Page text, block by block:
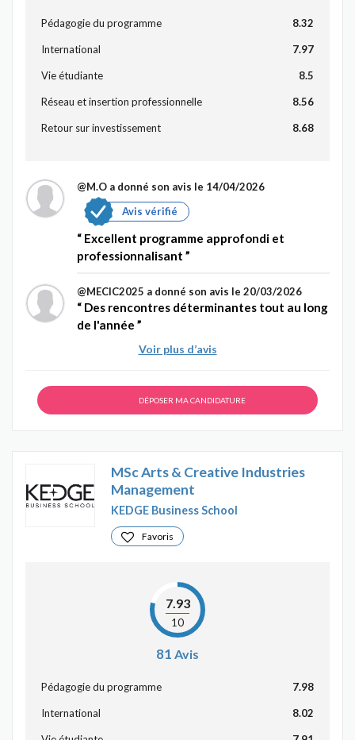
Pédagogie du programme 8.32
International 7.97
Vie étudiante 8.5
Réseau et insertion professionnelle 8.56
Retour sur investissement 8.68
@M.O a donné son avis le 14/04/2026
Avis vérifié
Excellent programme approfondi et
professionnalisant
@MECIC2025 a donné son avis le 20/03/2026
Des rencontres déterminantes tout au long
de l'année
Voir plus d’avis
DÉPOSER MA CANDIDATURE
MSc Arts & Creative Industries
Management
KEDGE Business School
Favoris
7.93
10
81 Avis
Pédagogie du programme 7.98
International 8.02